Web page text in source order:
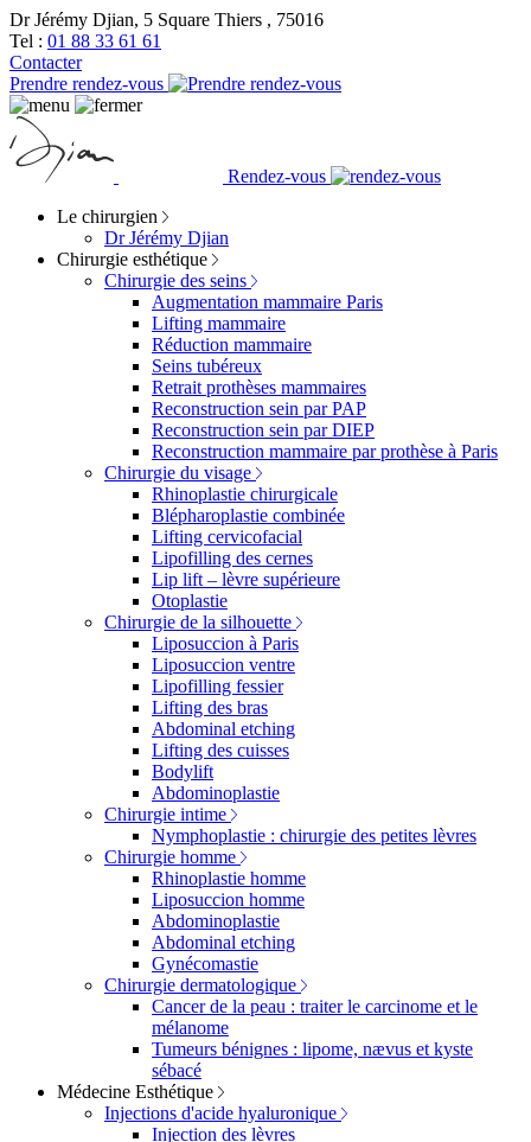
Dr Jérémy Djian, 5 Square Thiers , 75016
Tel : 01 88 33 61 61
Contacter
Prendre rendez-vous
Rendez-vous
Le chirurgien
Dr Jérémy Djian
Chirurgie esthétique
Chirurgie des seins
Augmentation mammaire Paris
Lifting mammaire
Réduction mammaire
Seins tubéreux
Retrait prothèses mammaires
Reconstruction sein par PAP
Reconstruction sein par DIEP
Reconstruction mammaire par prothèse à Paris
Chirurgie du visage
Rhinoplastie chirurgicale
Blépharoplastie combinée
Lifting cervicofacial
Lipofilling des cernes
Lip lift – lèvre supérieure
Otoplastie
Chirurgie de la silhouette
Liposuccion à Paris
Liposuccion ventre
Lipofilling fessier
Lifting des bras
Abdominal etching
Lifting des cuisses
Bodylift
Abdominoplastie
Chirurgie intime
Nymphoplastie : chirurgie des petites lèvres
Chirurgie homme
Rhinoplastie homme
Liposuccion homme
Abdominoplastie
Abdominal etching
Gynécomastie
Chirurgie dermatologique
Cancer de la peau : traiter le carcinome et le
mélanome
Tumeurs bénignes : lipome, nævus et kyste
sébacé
Médecine Esthétique
Injections d'acide hyaluronique
Injection des lèvres